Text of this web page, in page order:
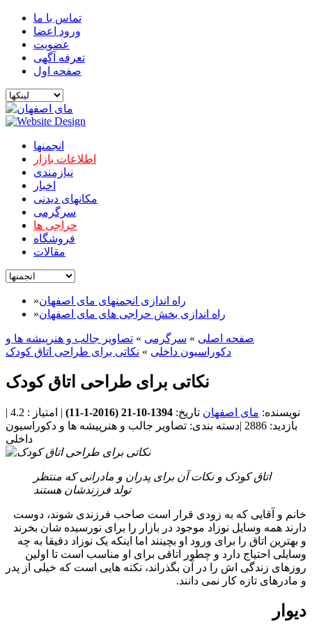
تماس با ما
ورود اعضا
عضویت
تعرفه آگهی
صفحه اول
انجمنها
اطلاعات بازار
نیازمندی
اخبار
مکانهای دیدنی
سرگرمی
حراجی ها
فروشگاه
مقالات
»راه اندازی انجمنهای مای اصفهان
»راه اندازی بخش حراجی های مای اصفهان
صفحه اصلی » سرگرمی » تصاوير جالب و هنرپيشه ها و
دکوراسیون داخلی » نکاتی برای طراحی اتاق کودک
نکاتی برای طراحی اتاق کودک
نویسنده: مای اصفهان تاریخ: 1394-10-21 (
2016-1-11
)
| امتیاز : 4.2
|
بازدید: 2886
|دسته بندی: تصاوير جالب و هنرپيشه ها و دکوراسیون
داخلی
اتاق کودک و نکات آن برای پدران و مادرانی که منتظر
تولد فرزندشان هستند
خانم و آقایی که به زودی قرار است صاحب فرزندی شوند، دوست
دارند همه وسایل نوزاد موجود در بازار را برای نورسیده شان بخرند
و بهترین اتاق را برای ورود او بچینند اما اینکه یک نوزاد دقیقا به چه
وسایلی احتیاج دارد و چطور اتاقی برای او مناسب است تا اولین
روزهای زندگی اش را در آن بگذراند، نکته هایی است که خیلی از پدر
و مادرهای تازه کار نمی دانند.
دیوار